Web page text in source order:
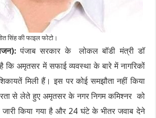
सिंह की फाइल फोटो।
पंजाब सरकार के लोकल बॉडी मंत्री डॉ
कि अमृतसर में सफाई व्यवस्था के बारे में नागरिकों
मिली हैं। इस पर कोई समझौता नहीं किया
से लेते हुए अमृतसर के नगर निगम कमिश्नर को
किया गया है और 24 घंटे के भीतर जवाब देने